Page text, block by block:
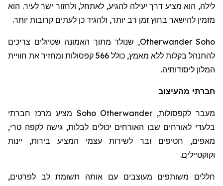
לילה, הוא מציע דרך יעילה להגיע, לאתחל, ולחזור ישר לעיר. הוא
מזמין להישאר בחוץ זמן רב יותר, ולהגיד כן לעתים קרובות יותר.
Otherwander Soho, שנולד מתוך האמונה שטיולים צריכים
להתנהל בקלות ללא מאמץ, כולל 566 קפסולות ומחזיר את חוויית
המלון ליסודותיה.
חברתי מהעיצוב
מעבר לקפסולות, Otherwander
Soho מציע מרכז חברתי
בלעדי לאורחים שבו האורחים יכולים לבלות, גישה לקפה טרי,
מאפים, חטיפים ובר לשירות עצמי המציע בירות, יינות
וקוקטיילים.
חללים משותפים מעוצבים עם אותה תשומת לב לפרטים,